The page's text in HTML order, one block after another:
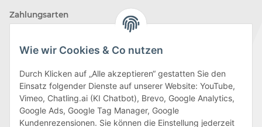
Wie wir Cookies & Co nutzen
Durch Klicken auf „Alle akzeptieren“ gestatten Sie den
Einsatz folgender Dienste auf unserer Website: YouTube,
Vimeo, Chatling.ai (KI Chatbot), Brevo, Google Analytics,
Google Ads, Google Tag Manager, Google
Kundenrezensionen. Sie können die Einstellung jederzeit
Zahlungsarten
Wir versenden mit